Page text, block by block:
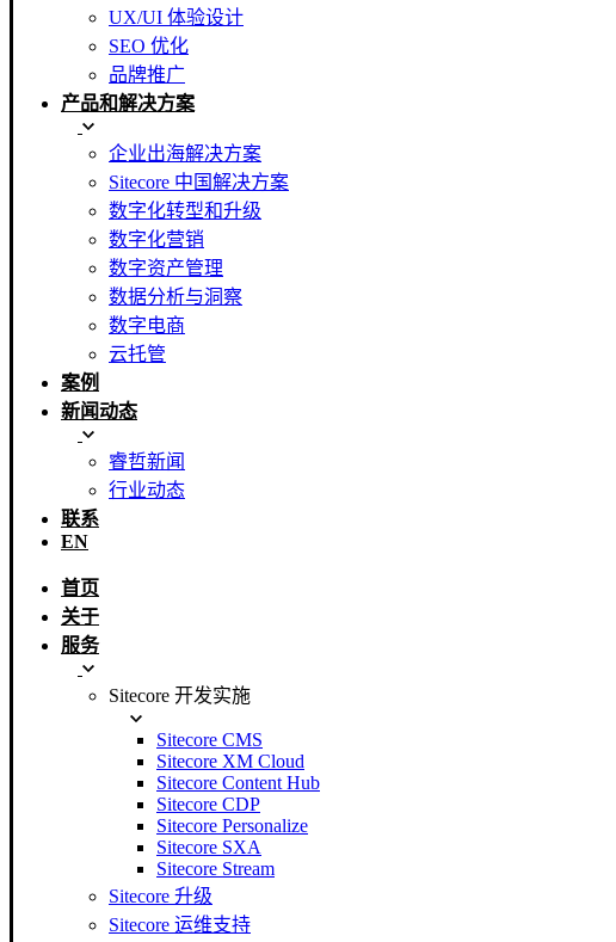
UX/UI 体验设计
SEO 优化
品牌推广
产品和解决方案
企业出海解决方案
Sitecore 中国解决方案
数字化转型和升级
数字化营销
数字资产管理
数据分析与洞察
数字电商
云托管
案例
新闻动态
睿哲新闻
行业动态
联系
EN
首页
关于
服务
Sitecore 开发实施
Sitecore CMS
Sitecore XM Cloud
Sitecore Content Hub
Sitecore CDP
Sitecore Personalize
Sitecore SXA
Sitecore Stream
Sitecore 升级
Sitecore 运维支持